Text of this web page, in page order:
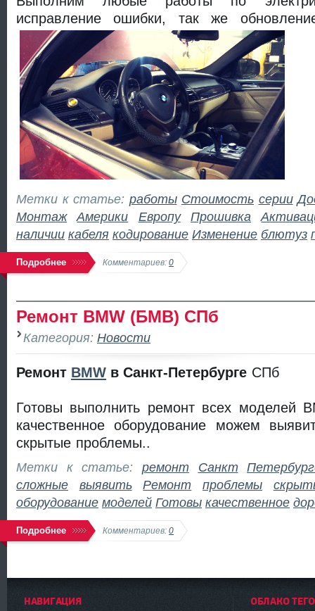
исправление ошибки, так же
Метки к статье: работы Стоимость серии
Монтаж
Америки Европу Прошивка
наличии кабеля кодирование Изменение блютуз
Подробнее Комментариев: 0
Ремонт BMW (БМВ) СПб
Категория: Новости
Ремонт BMW в Санкт-Петербурге СПб
Готовы выполнить ремонт всех моделей
качественное оборудование можем
скрытые проблемы..
Метки к статье: ремонт Санкт
сложные
выявить Ремонт проблемы
оборудование моделей Готовы качественное
Подробнее Комментариев: 0
НАВИГАЦИЯ ОБЛАКО